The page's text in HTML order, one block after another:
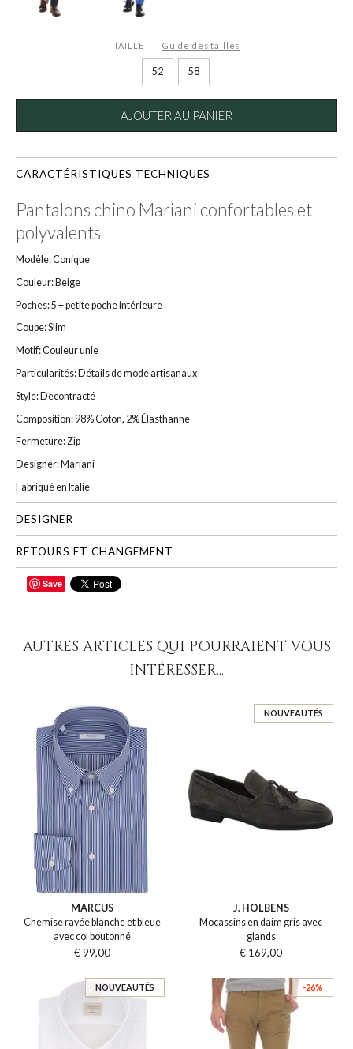
TAILLE Guide des tailles
52 58
AJOUTER AU PANIER
CARACTÉRISTIQUES TECHNIQUES
Pantalons chino Mariani confortables et
polyvalents
Modèle: Conique
Couleur: Beige
Poches: 5 + petite poche intérieure
Coupe: Slim
Motif: Couleur unie
Particularités: Détails de mode artisanaux
Style: Decontracté
Composition: 98% Coton, 2% Élasthanne
Fermeture: Zip
Designer: Mariani
Fabriqué en Italie
DESIGNER
RETOURS ET CHANGEMENT
PARTAGER
Save
AUTRES ARTICLES QUI POURRAIENT VOUS
INTÉRESSER...
MARCUS
Chemise rayée blanche et bleue
avec col boutonné
€ 99,00
NOUVEAUTÉS
J. HOLBENS
Mocassins en daim gris avec
glands
€ 169,00
NOUVEAUTÉS -26%